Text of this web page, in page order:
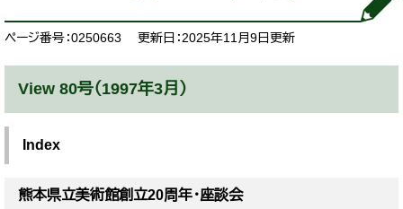
ページ番号：0250663 更新日：2025年11月9日更新
View 80号（1997年3月）
Index
熊本県立美術館創立20周年・座談会